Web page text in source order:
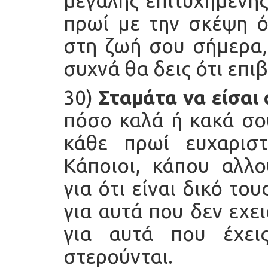
πρωί με την σκέψη
στη ζωή σου
συχνά θα δεις ότι
30) Σταμάτα να
πόσο καλά ή κακά
κάθε πρωί
Κάποιοι, κάπου
για ότι είναι δικό
για αυτά που δεν
για αυτά που
στερούνται.